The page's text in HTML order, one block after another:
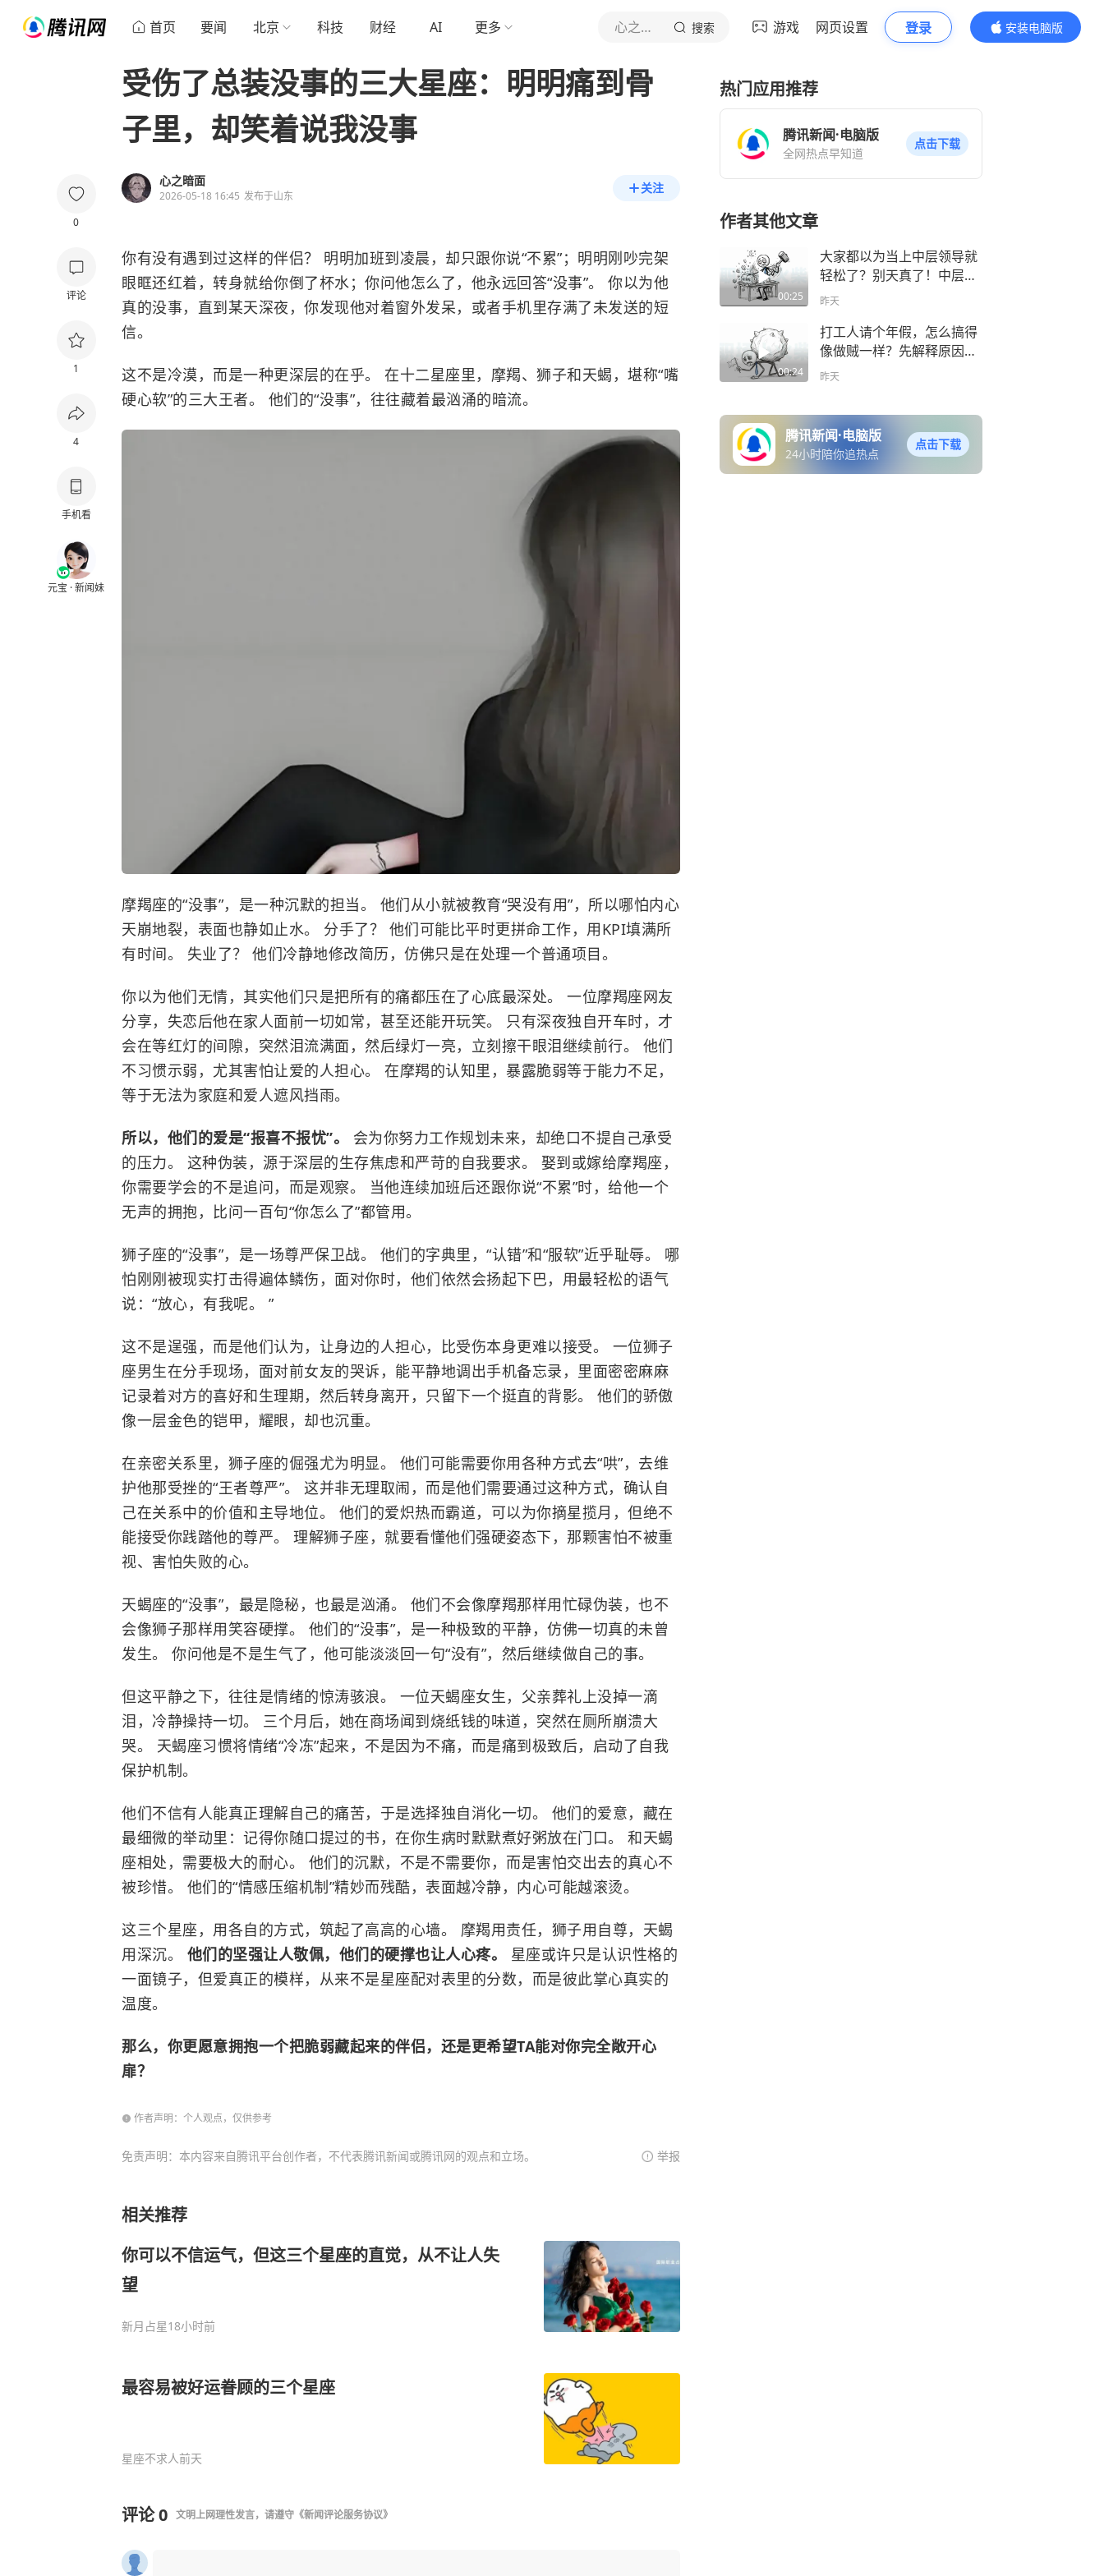
首页 要闻 北京 科技 财经 AI 更多 心之暗面 搜索 游戏 网页设置 登录
安装电脑版
内容更精彩
0
评论
1
4
手机看
元宝 · 新闻妹
受伤了总装没事的三大星座：明明痛到骨
子里，却笑着说我没事
心之暗面
2026-05-18 16:45 发布于山东
关注
你有没有遇到过这样的伴侣？ 明明加班到凌晨，却只跟你说“不累”；明明刚吵完架
眼眶还红着，转身就给你倒了杯水；你问他怎么了，他永远回答“没事”。 你以为他
真的没事，直到某天深夜，你发现他对着窗外发呆，或者手机里存满了未发送的短
信。
这不是冷漠，而是一种更深层的在乎。 在十二星座里，摩羯、狮子和天蝎，堪称“嘴
硬心软”的三大王者。 他们的“没事”，往往藏着最汹涌的暗流。
摩羯座的“没事”，是一种沉默的担当。 他们从小就被教育“哭没有用”，所以哪怕内心
天崩地裂，表面也静如止水。 分手了？ 他们可能比平时更拼命工作，用KPI填满所
有时间。 失业了？ 他们冷静地修改简历，仿佛只是在处理一个普通项目。
你以为他们无情，其实他们只是把所有的痛都压在了心底最深处。 一位摩羯座网友
分享，失恋后他在家人面前一切如常，甚至还能开玩笑。 只有深夜独自开车时，才
会在等红灯的间隙，突然泪流满面，然后绿灯一亮，立刻擦干眼泪继续前行。 他们
不习惯示弱，尤其害怕让爱的人担心。 在摩羯的认知里，暴露脆弱等于能力不足，
等于无法为家庭和爱人遮风挡雨。
所以，他们的爱是“报喜不报忧”。 会为你努力工作规划未来，却绝口不提自己承受
的压力。 这种伪装，源于深层的生存焦虑和严苛的自我要求。 娶到或嫁给摩羯座，
你需要学会的不是追问，而是观察。 当他连续加班后还跟你说“不累”时，给他一个
无声的拥抱，比问一百句“你怎么了”都管用。
狮子座的“没事”，是一场尊严保卫战。 他们的字典里，“认错”和“服软”近乎耻辱。 哪
怕刚刚被现实打击得遍体鳞伤，面对你时，他们依然会扬起下巴，用最轻松的语气
说：“放心，有我呢。 ”
这不是逞强，而是他们认为，让身边的人担心，比受伤本身更难以接受。 一位狮子
座男生在分手现场，面对前女友的哭诉，能平静地调出手机备忘录，里面密密麻麻
记录着对方的喜好和生理期，然后转身离开，只留下一个挺直的背影。 他们的骄傲
像一层金色的铠甲，耀眼，却也沉重。
在亲密关系里，狮子座的倔强尤为明显。 他们可能需要你用各种方式去“哄”，去维
护他那受挫的“王者尊严”。 这并非无理取闹，而是他们需要通过这种方式，确认自
己在关系中的价值和主导地位。 他们的爱炽热而霸道，可以为你摘星揽月，但绝不
能接受你践踏他的尊严。 理解狮子座，就要看懂他们强硬姿态下，那颗害怕不被重
视、害怕失败的心。
天蝎座的“没事”，最是隐秘，也最是汹涌。 他们不会像摩羯那样用忙碌伪装，也不
会像狮子那样用笑容硬撑。 他们的“没事”，是一种极致的平静，仿佛一切真的未曾
发生。 你问他是不是生气了，他可能淡淡回一句“没有”，然后继续做自己的事。
但这平静之下，往往是情绪的惊涛骇浪。 一位天蝎座女生，父亲葬礼上没掉一滴
泪，冷静操持一切。 三个月后，她在商场闻到烧纸钱的味道，突然在厕所崩溃大
哭。 天蝎座习惯将情绪“冷冻”起来，不是因为不痛，而是痛到极致后，启动了自我
保护机制。
他们不信有人能真正理解自己的痛苦，于是选择独自消化一切。 他们的爱意，藏在
最细微的举动里：记得你随口提过的书，在你生病时默默煮好粥放在门口。 和天蝎
座相处，需要极大的耐心。 他们的沉默，不是不需要你，而是害怕交出去的真心不
被珍惜。 他们的“情感压缩机制”精妙而残酷，表面越冷静，内心可能越滚烫。
这三个星座，用各自的方式，筑起了高高的心墙。 摩羯用责任，狮子用自尊，天蝎
用深沉。 他们的坚强让人敬佩，他们的硬撑也让人心疼。 星座或许只是认识性格的
一面镜子，但爱真正的模样，从来不是星座配对表里的分数，而是彼此掌心真实的
温度。
那么，你更愿意拥抱一个把脆弱藏起来的伴侣，还是更希望TA能对你完全敞开心
扉？
作者声明：个人观点，仅供参考
免责声明：本内容来自腾讯平台创作者，不代表腾讯新闻或腾讯网的观点和立场。 举报
相关推荐
你可以不信运气，但这三个星座的直觉，从不让人失
望
新月占星18小时前
最容易被好运眷顾的三个星座
星座不求人前天
评论0 文明上网理性发言，请遵守 《新闻评论服务协议》
热门应用推荐
腾讯新闻·电脑版
全网热点早知道
点击下载
作者其他文章
00:25
大家都以为当上中层领导就
轻松了？别天真了！中层最
尴尬的真相就是：所有的责
你的！
昨天
00:24
打工人请个年假，怎么搞得
像做贼一样？先解释原因，
再保证进度，最后还得看领
昨天
腾讯新闻·电脑版
24小时陪你追热点
点击下载